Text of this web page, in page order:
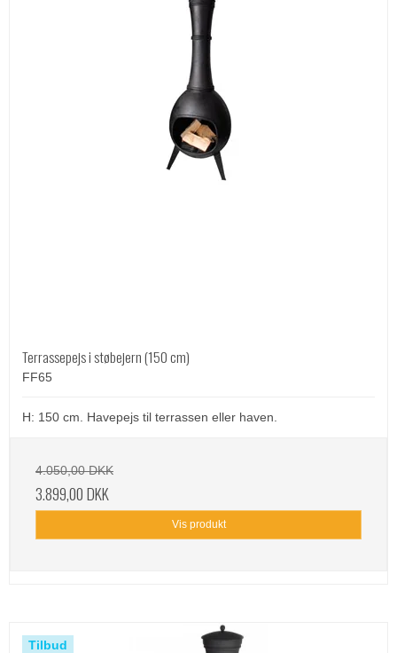
Terrassepejs i støbejern (150 cm)
FF65
H: 150 cm. Havepejs til terrassen eller haven.
4.050,00 DKK
3.899,00 DKK
Vis produkt
Tilbud